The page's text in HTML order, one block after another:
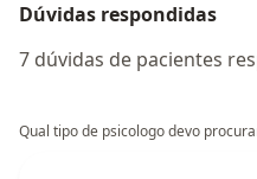
Dúvidas respondidas
7 dúvidas de pacientes
Qual tipo de psicologo devo